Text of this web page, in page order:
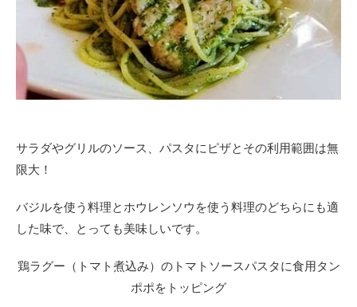
サラダやグリルのソース、パスタにピザとその利用範囲は無
限大！
バジルを使う料理とホウレンソウを使う料理のどちらにも適
した味で、とっても美味しいです。
鶏ラグー（トマト煮込み）のトマトソースパスタに食用タン
ポポをトッピング